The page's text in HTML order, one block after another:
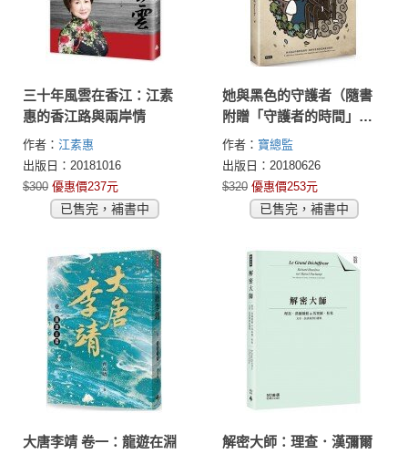
三十年風雲在香江：江素
惠的香江路與兩岸情
作者： 江素惠
出版日：20181016
$300 優惠價237元
已售完，補書中
她與黑色的守護者（隨書
附贈「守護者的時間」、
「在彩虹橋相遇」雙面珍
藏書衣海報）
作者： 寶總監
出版日：20180626
$320 優惠價253元
已售完，補書中
大唐李靖 卷一：龍遊在淵
解密大師：理查．漢彌爾